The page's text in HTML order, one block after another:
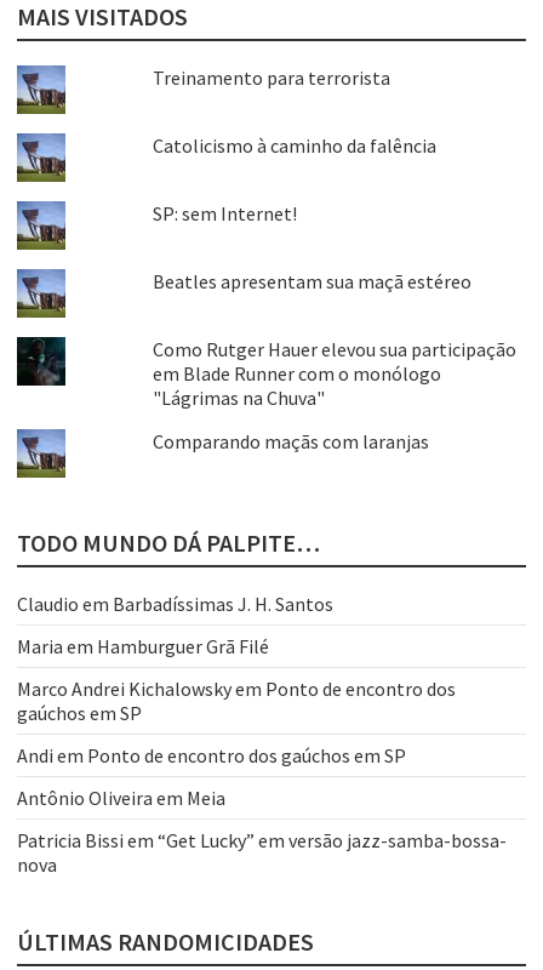
MAIS VISITADOS
Treinamento para terrorista
Catolicismo à caminho da falência
SP: sem Internet!
Beatles apresentam sua maçã estéreo
Como Rutger Hauer elevou sua participação
em Blade Runner com o monólogo
"Lágrimas na Chuva"
Comparando maçãs com laranjas
TODO MUNDO DÁ PALPITE…
Claudio em Barbadíssimas J. H. Santos
Maria em Hamburguer Grã Filé
Marco Andrei Kichalowskyem Ponto de encontro dos
gaúchos em SP
Andi em Ponto de encontro dos gaúchos em SP
Antônio Oliveira em Meia
Patricia Bissi em “Get Lucky” em versão jazz-samba-bossa-
nova
ÚLTIMAS RANDOMICIDADES